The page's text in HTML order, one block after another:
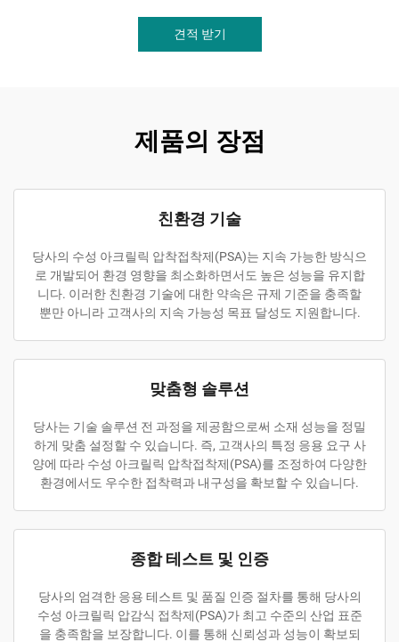
견적 받기
제품의 장점
친환경 기술
당사의 수성 아크릴릭 압착접착제(PSA)는 지속 가능한 방식으
로 개발되어 환경 영향을 최소화하면서도 높은 성능을 유지합
니다. 이러한 친환경 기술에 대한 약속은 규제 기준을 충족할
뿐만 아니라 고객사의 지속 가능성 목표 달성도 지원합니다.
맞춤형 솔루션
당사는 기술 솔루션 전 과정을 제공함으로써 소재 성능을 정밀
하게 맞춤 설정할 수 있습니다. 즉, 고객사의 특정 응용 요구 사
양에 따라 수성 아크릴릭 압착접착제(PSA)를 조정하여 다양한
환경에서도 우수한 접착력과 내구성을 확보할 수 있습니다.
종합 테스트 및 인증
당사의 엄격한 응용 테스트 및 품질 인증 절차를 통해 당사의
수성 아크릴릭 압감식 접착제(PSA)가 최고 수준의 산업 표준
을 충족함을 보장합니다. 이를 통해 신뢰성과 성능이 확보되